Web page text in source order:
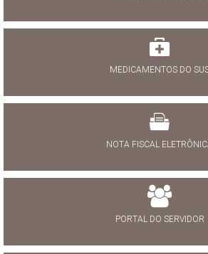
MEDICAMENTOS DO
NOTA FISCAL
PORTAL DO SERVIDOR